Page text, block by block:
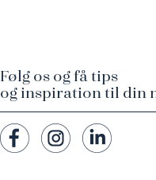
Følg os og få tips
og inspiration til din